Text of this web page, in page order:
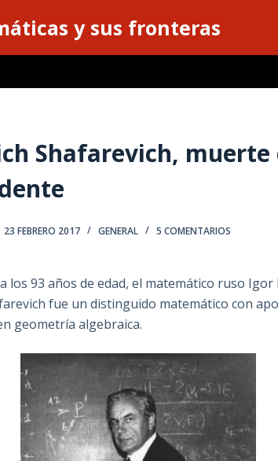
y sus fronteras
Shafarevich, muerte
23 FEBRERO 2017 GENERAL 5 COMENTARIOS
los 93 años de edad, el matemático ruso
fue un distinguido matemático con
geometría algebraica.